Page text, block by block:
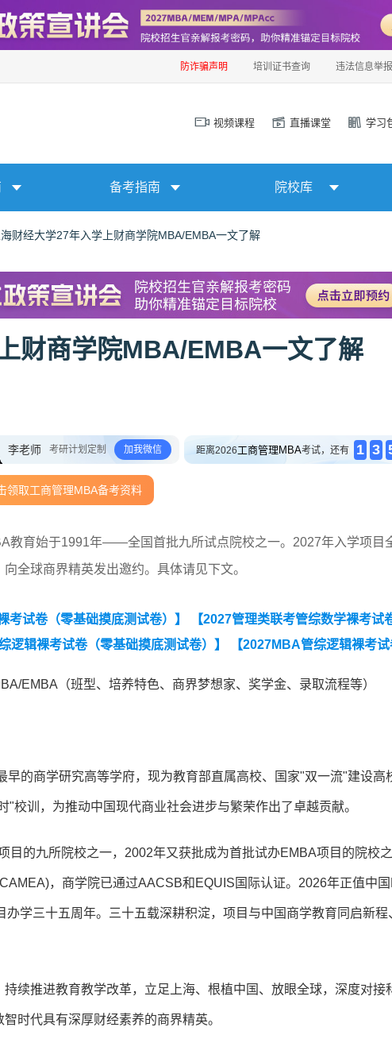
防诈骗声明 培训证书查询 违法信息举报
视频课程 直播课堂 学习
备考指南 院校库
海财经大学27年入学上财商学院MBA/EMBA一文了解
财商学院MBA/EMBA一文了解
李老师 考研计划定制 加我微信 距离2026工商管理MBA考试，还有 1 3
领取工商管理MBA备考资料
教育始于1991年——全国首批九所试点院校之一。2027年入学项目
全球商界精英发出邀约。具体请见下文。
考试卷（零基础摸底测试卷）】
【2027管理类联考管综数学裸考试
逻辑裸考试卷（零基础摸底测试卷）】
【2027MBA管综逻辑裸考
EMBA（班型、培养特色、商界梦想家、奖学金、录取流程等）
早的商学研究高等学府，现为教育部直属高校、国家"双一流"建设高
校训，为推动中国现代商业社会进步与繁荣作出了卓越贡献。
目的九所院校之一，2002年又获批成为首批试办EMBA项目的院校
，商学院已通过AACSB和EQUIS国际认证。2026年正值中
学三十五周年。三十五载深耕积淀，项目与中国商学教育同启新程
续推进教育教学改革，立足上海、根植中国、放眼全球，深度对接
时代具有深厚财经素养的商界精英。